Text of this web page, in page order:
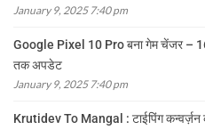
January 9, 2025 7:40 pm
Google Pixel 10 Pro बना गेम चेंजर –
तक अपडेट
January 9, 2025 7:40 pm
Krutidev To Mangal : टाईपिंग कन्वर्ज़न